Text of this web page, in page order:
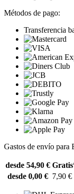
Métodos de pago:
Transferencia
Gastos de envío para
desde 54,90 €
desde 0,00 € 7,90 €